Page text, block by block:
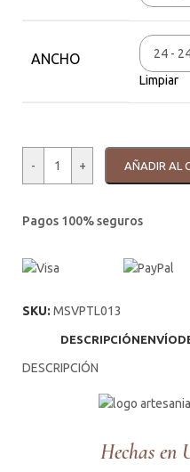
ANCHO
Limpiar
- + AÑADIR AL
Pagos 100% seguros
SKU: MSVPTL013
DESCRIPCIÓNENVÍO
DESCRIPCIÓN
Hechas en